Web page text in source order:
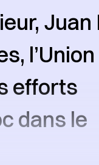
Juan
l’Union
efforts
dans le